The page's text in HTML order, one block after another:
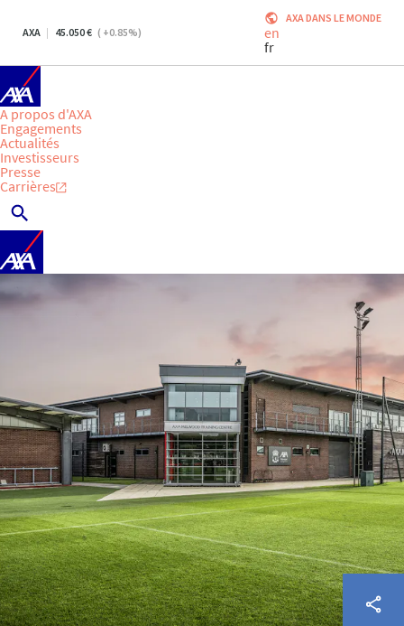
AXA 45.050 ( +0.85%)
AXA DANS LE MONDE
en
fr
A propos d'AXA
Engagements
Actualités
Investisseurs
Presse
Carrières